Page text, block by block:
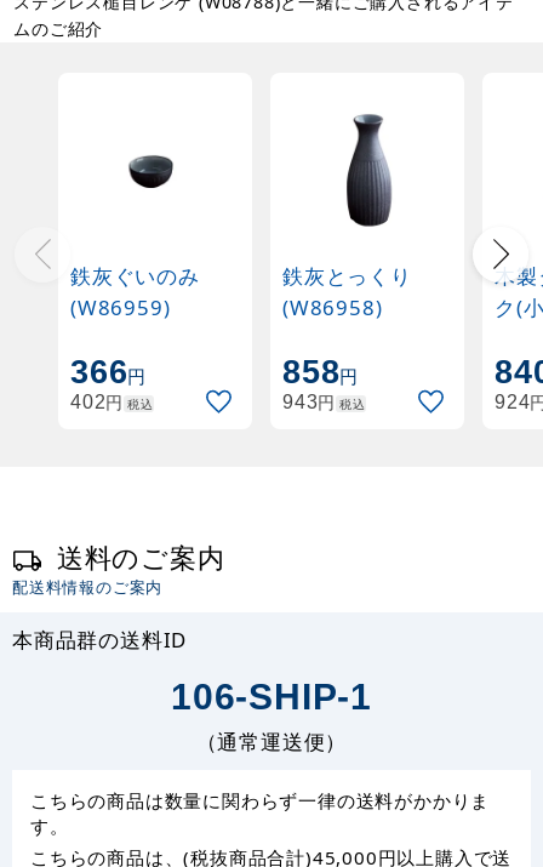
ムのご紹介
鉄灰ぐいのみ
(W86959)
366円
402円 税込
鉄灰とっくり
(W86958)
858円
943円 税込
木
ク(
924
送料のご案内
配送料情報のご案内
本商品群の送料ID
106-SHIP-1
（通常運送便）
こちらの商品は数量に関わらず一律の送料がかかりま
す。
こちらの商品は、(税抜商品合計)45,000円以上購入で送